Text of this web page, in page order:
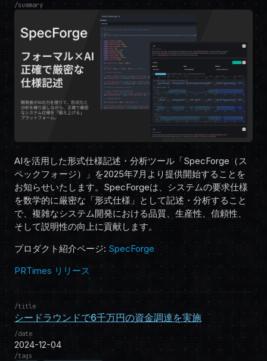
summary
AIを活用した形式仕様記述・分析ツール「SpecForge（ス
ペックフォージ）」を2025年7月より提供開始することを
お知らせいたします。SpecForgeは、システムの要求仕様
を数学的に厳密な「形式仕様」として記述・分析すること
で、複雑なシステム開発における品質、生産性、信頼性、
そして説明性の向上に貢献します。
プロダクト紹介ページ: SpecForge
PRTimes リリース
title
シードラウンドで6千万円の資金調達を実施
date
2024-12-04
tags